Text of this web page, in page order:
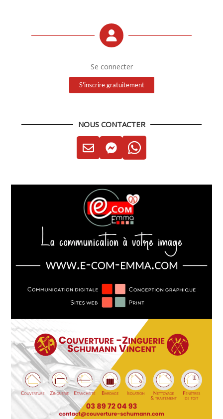
Se connecter
S'inscrire gratuitement
NOUS CONTACTER